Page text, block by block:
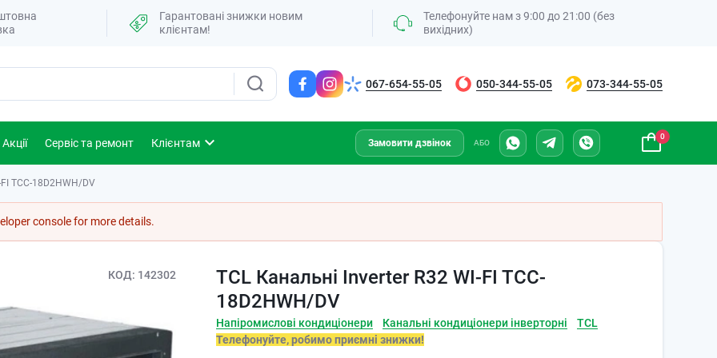
Гарантовані знижки новим
клієнтам!
Телефонуйте нам з 9:00 до 21:00 (без
вихідних)
067-654-55-05 050-344-55-05 073-344-55-05
Акції Сервіс та ремонт Клієнтам Замовити дзвінок АБО
0
TCC-18D2HWH/DV
console for more details.
КОД 142302
TCL Канальні Inverter R32 WI-FI TCC-
18D2HWH/DV
Напіромислові кондиціонери Канальні кондиціонери інверторні
TCL
Телефонуйте, робимо приємні знижки!